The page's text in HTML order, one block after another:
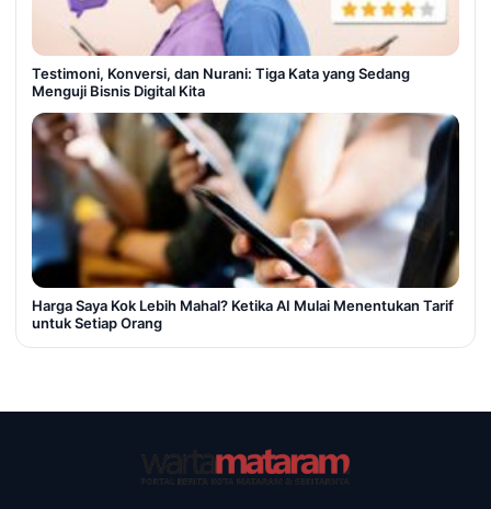
Testimoni, Konversi, dan Nurani: Tiga Kata yang Sedang
Menguji Bisnis Digital Kita
Harga Saya Kok Lebih Mahal? Ketika AI Mulai Menentukan Tarif
untuk Setiap Orang